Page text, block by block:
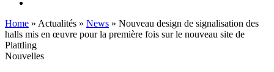
Home » Actualités » News » Nouveau design de signalisation des
halls mis en œuvre pour la première fois sur le nouveau site de
Plattling
Nouvelles